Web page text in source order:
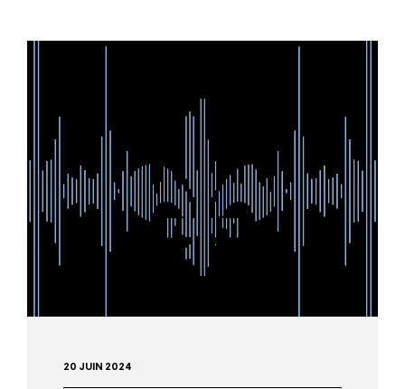
20 JUIN 2024